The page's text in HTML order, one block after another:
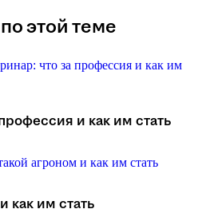
этой теме
и как им стать
как им стать